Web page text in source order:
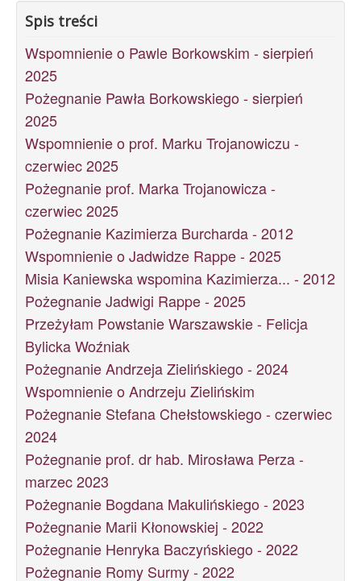
Spis treści
Wspomnienie o Pawle Borkowskim - sierpień
2025
Pożegnanie Pawła Borkowskiego - sierpień
2025
Wspomnienie o prof. Marku Trojanowiczu -
czerwiec 2025
Pożegnanie prof. Marka Trojanowicza -
czerwiec 2025
Pożegnanie Kazimierza Burcharda - 2012
Wspomnienie o Jadwidze Rappe - 2025
Misia Kaniewska wspomina Kazimierza... - 2012
Pożegnanie Jadwigi Rappe - 2025
Przeżyłam Powstanie Warszawskie - Felicja
Bylicka Woźniak
Pożegnanie Andrzeja Zielińskiego - 2024
Wspomnienie o Andrzeju Zielińskim
Pożegnanie Stefana Chełstowskiego - czerwiec
2024
Pożegnanie prof. dr hab. Mirosława Perza -
marzec 2023
Pożegnanie Bogdana Makulińskiego - 2023
Pożegnanie Marii Kłonowskiej - 2022
Pożegnanie Henryka Baczyńskiego - 2022
Pożegnanie Romy Surmy - 2022